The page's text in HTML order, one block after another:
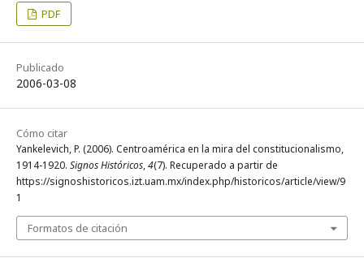
PDF
Publicado
2006-03-08
Cómo citar
Yankelevich, P. (2006). Centroamérica en la mira del constitucionalismo,
1914-1920. Signos Históricos,4(7). Recuperado a partir de
https://signoshistoricos.izt.uam.mx/index.php/historicos/article/view/9
1
Formatos de citación